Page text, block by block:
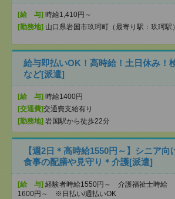
[給 与] 時給1,410円～
[勤務地] 山口県岩国市玖珂町（最寄り駅：玖珂駅）
給与即払いOK！高時給！土日休み！
など[派遣]
[給 与] 時給1400円
[交通費]交通費支給有り
[勤務地] 岩国駅から徒歩22分
【週2日＊高時給1550円～】シニア向
食事の配膳や見守り＊介護[派遣]
[給 与] 経験者時給1550円～ 介護福祉士時給
1600円～ ※日払い/週払いOK